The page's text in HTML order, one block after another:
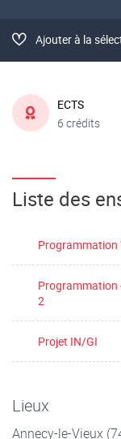
Ajouter à la
ECTS
6 crédits
Liste des
Programmation
Programmation
2
Projet IN/GI
Lieux
Annecy-le-Vieux